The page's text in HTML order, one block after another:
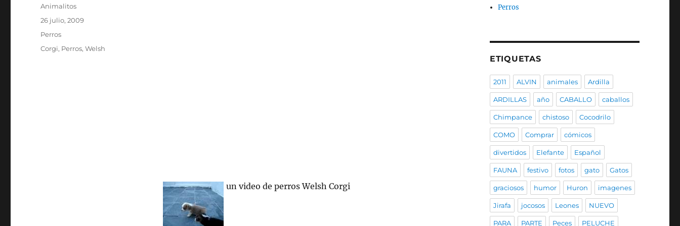
un video de perros Welsh Corgi
Autor
Animalitos
Publicado
26 julio, 2009
Categorías
Perros
Etiquetas
Corgi, Perros,Welsh
Perros
ETIQUETAS
2011 ALVIN animales Ardilla
ARDILLAS año CABALLO caballos
Chimpance chistoso Cocodrilo
COMO Comprar cómicos
divertidos Elefante Español
FAUNA festivo fotos gato Gatos
graciosos humor Huron imagenes
Jirafa jocosos Leones NUEVO
PARA PARTE Peces PELUCHE